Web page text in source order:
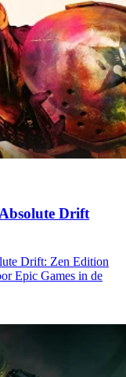
Drift
Drift: Zen Edition
Epic Games in de